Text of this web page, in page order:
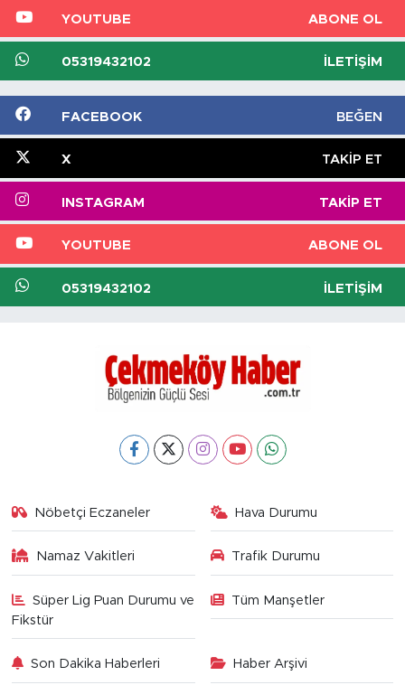
YOUTUBE ABONE OL
05319432102 İLETIŞIM
FACEBOOK BEĞEN
X TAKIP ET
INSTAGRAM TAKIP ET
YOUTUBE ABONE OL
05319432102 İLETIŞIM
Nöbetçi Eczaneler Hava Durumu
Namaz Vakitleri Trafik Durumu
Süper Lig Puan Durumu ve
Fikstür
Tüm Manşetler
Son Dakika Haberleri Haber Arşivi